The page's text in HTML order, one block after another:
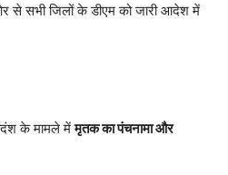
से सभी जिलों के डीएम को जारी आदेश में
के मामले मेंमृतक का पंचनामा और